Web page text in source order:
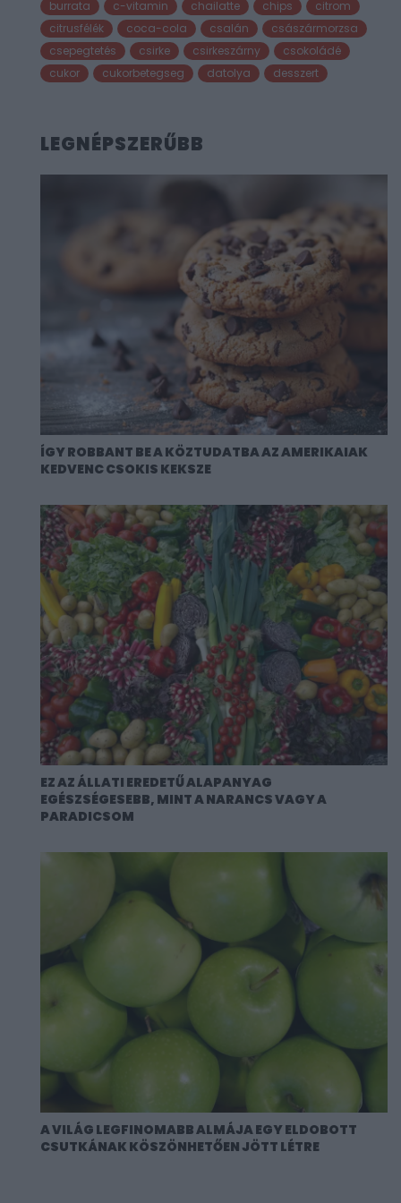
burrata
c-vitamin chailatte chips
citrom
citrusfélék
coca-cola csalán
császármorzsa
csepegtetés
csirke csirkeszárny
csokoládé
cukor
cukorbetegseg datolya desszert
LEGNÉPSZERŰBB
ÍGY ROBBANT BE A KÖZTUDATBA AZ AMERIKAIAK
KEDVENC CSOKIS KEKSZE
EZ AZ ÁLLATI EREDETŰ ALAPANYAG
EGÉSZSÉGESEBB, MINT A NARANCS VAGY A
PARADICSOM
A VILÁG LEGFINOMABB ALMÁJA EGY ELDOBOTT
CSUTKÁNAK KÖSZÖNHETŐEN JÖTT LÉTRE